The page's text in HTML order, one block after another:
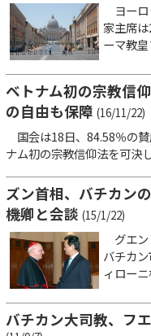
ヨーロ
家主席
ーマ教皇
ベトナム初の宗教信
の自由も保障 (16/11/22)
国会は18日、84.58％の
ナム初の宗教信仰法を可決
ズン首相、バチカン
機卿と会談 (15/1/22)
グエン
バチカ
ィローニ
バチカン大司教、フ